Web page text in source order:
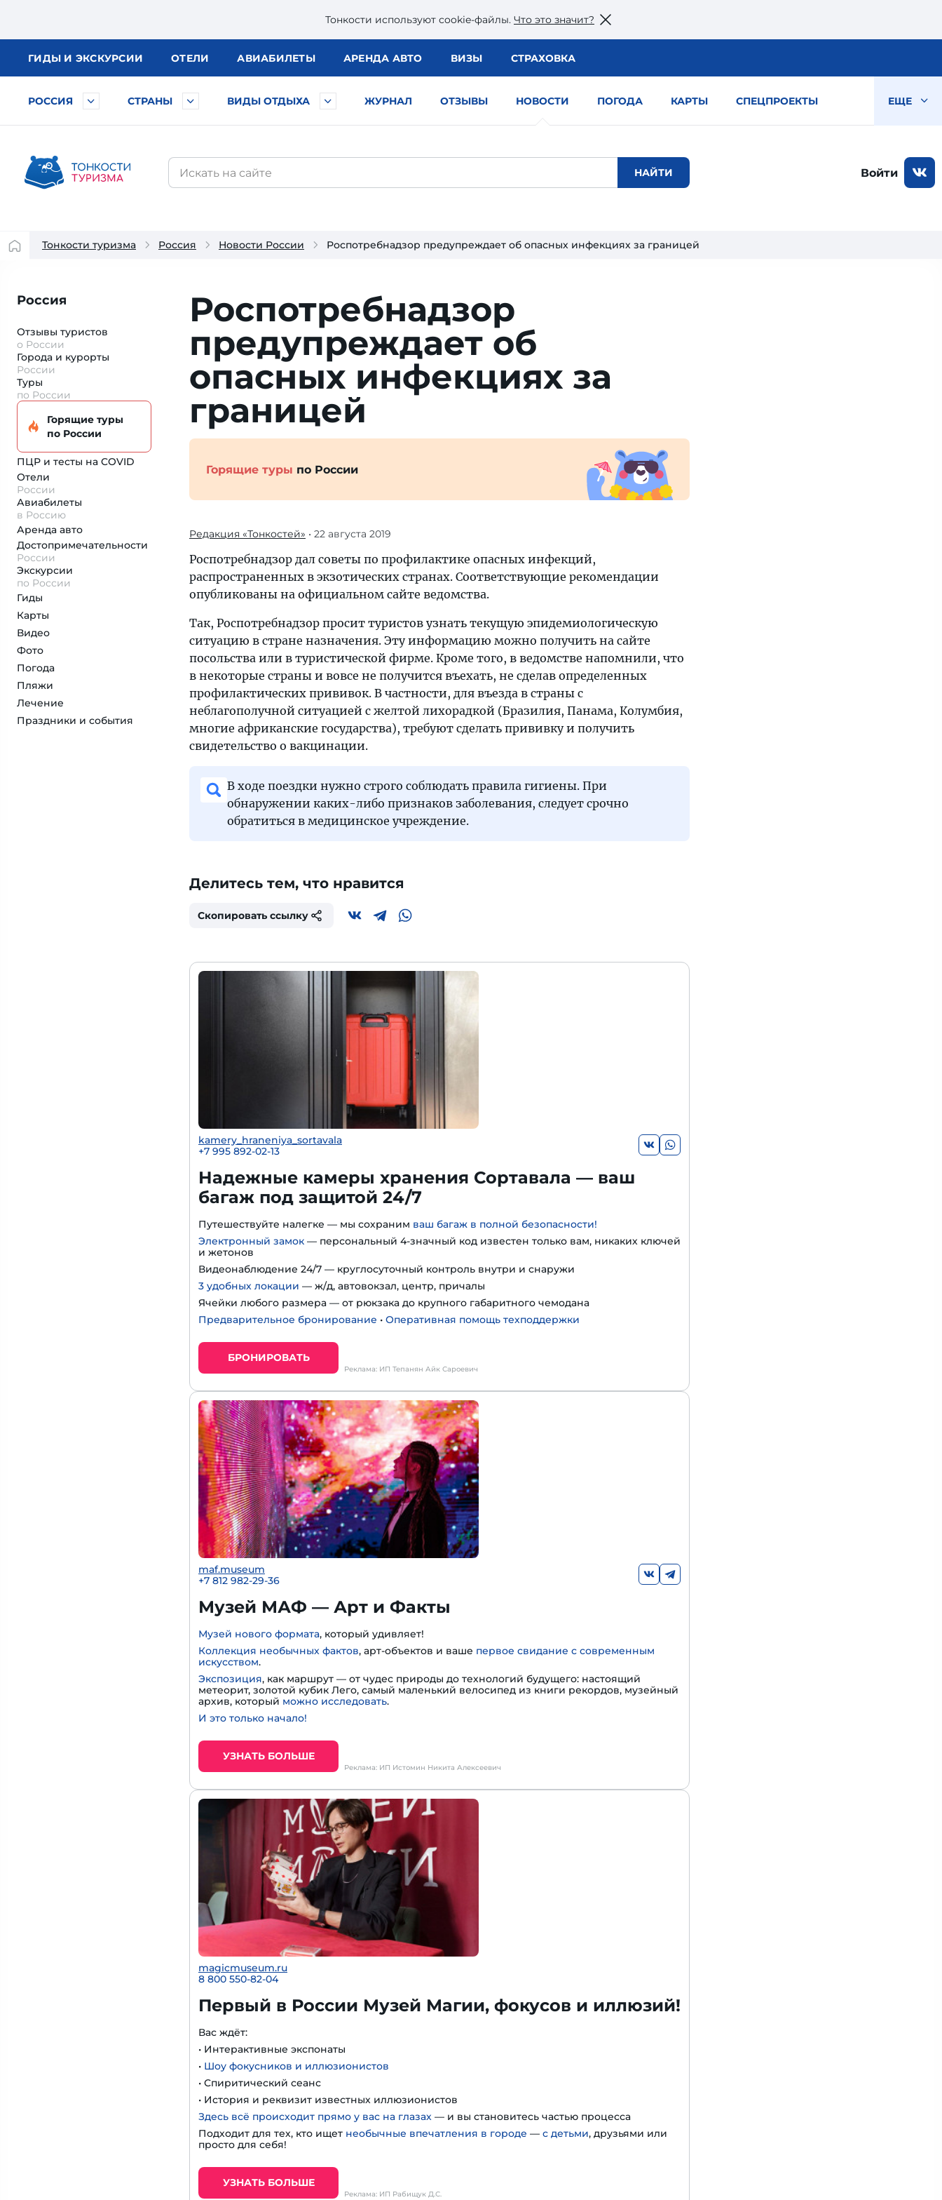
Тонкости используют сookie-файлы. Что это значит?
ГИДЫ И ЭКСКУРСИИ ОТЕЛИ АВИАБИЛЕТЫ АРЕНДА АВТО ВИЗЫ СТРАХОВКА
РОССИЯ СТРАНЫ ВИДЫ ОТДЫХА ЖУРНАЛ ОТЗЫВЫ НОВОСТИ ПОГОДА КАРТЫ СПЕЦПРОЕКТЫ ЕЩЕ
Войти
Тонкости туризма Россия Новости России Роспотребнадзор предупреждает об опасных инфекциях за границей
Россия
Отзывы туристов
о России
Города и курорты
России
Туры
по России
Горящие туры
по России
ПЦР и тесты на COVID
Отели
России
Авиабилеты
в Россию
Аренда авто
Достопримеча­тельности
России
Экскурсии
по России
Гиды
Карты
Видео
Фото
Погода
Пляжи
Лечение
Праздники и события
Роспотребнадзор
предупреждает об
опасных инфекциях за
границей
Горящие туры по России
Редакция «Тонкостей» • 22 августа 2019
Роспотребнадзор дал советы по профилактике опасных инфекций,
распространенных в экзотических странах. Соответствующие рекомендации
опубликованы на официальном сайте ведомства.
Так, Роспотребнадзор просит туристов узнать текущую эпидемиологическую
ситуацию в стране назначения. Эту информацию можно получить на сайте
посольства или в туристической фирме. Кроме того, в ведомстве напомнили, что
в некоторые страны и вовсе не получится въехать, не сделав определенных
профилактических прививок. В частности, для въезда в страны с
неблагополучной ситуацией с желтой лихорадкой (Бразилия, Панама, Колумбия,
многие африканские государства), требуют сделать прививку и получить
свидетельство о вакцинации.
В ходе поездки нужно строго соблюдать правила гигиены. При
обнаружении каких-либо признаков заболевания, следует срочно
обратиться в медицинское учреждение.
Делитесь тем, что нравится
Скопировать ссылку
kamery_hraneniya_sortavala
+7 995 892-02-13
Надежные камеры хранения Сортавала — ваш
багаж под защитой 24/7
Путешествуйте налегке — мы сохраним ваш багаж в полной безопасности!
Электронный замок — персональный 4-значный код известен только вам, никаких ключей
и жетонов
Видеонаблюдение 24/7 — круглосуточный контроль внутри и снаружи
3 удобных локации — ж/д, автовокзал, центр, причалы
Ячейки любого размера — от рюкзака до крупного габаритного чемодана
Предварительное бронирование • Оперативная помощь техподдержки
БРОНИРОВАТЬ
Реклама: ИП Тепанян Айк Сароевич
maf.museum
+7 812 982-29-36
Музей МАФ — Арт и Факты
Музей нового формата, который удивляет!
Коллекция необычных фактов, арт-объектов и ваше первое свидание с современным
искусством.
Экспозиция, как маршрут — от чудес природы до технологий будущего: настоящий
метеорит, золотой кубик Лего, самый маленький велосипед из книги рекордов, музейный
архив, который можно исследовать.
И это только начало!
УЗНАТЬ БОЛЬШЕ
Реклама: ИП Истомин Никита Алексеевич
magicmuseum.ru
8 800 550-82-04
Первый в России Музей Магии, фокусов и иллюзий!
Вас ждёт:
• Интерактивные экспонаты
• Шоу фокусников и иллюзионистов
• Спиритический сеанс
• История и реквизит известных иллюзионистов
Здесь всё происходит прямо у вас на глазах — и вы становитесь частью процесса
Подходит для тех, кто ищет необычные впечатления в городе — с детьми, друзьями или
просто для себя!
УЗНАТЬ БОЛЬШЕ
Реклама: ИП Рабищук Д.С.